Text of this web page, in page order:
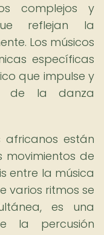
complejos y
reflejan la
Los músicos
específicas
que impulse y
de la danza
africanos están
movimientos de
entre la música
varios ritmos se
es una
la percusión